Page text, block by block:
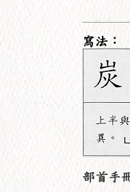
寫法：
部首手